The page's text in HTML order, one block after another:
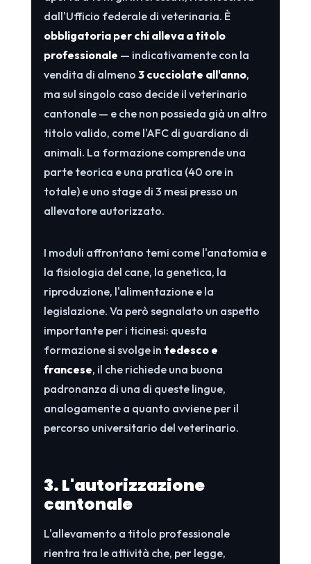
dall'Ufficio federale di veterinaria. È
obbligatoria per chi alleva a titolo
professionale — indicativamente con la
vendita di almeno 3 cucciolate all'anno,
ma sul singolo caso decide il veterinario
cantonale — e che non possieda già un altro
titolo valido, come l'AFC di guardiano di
animali. La formazione comprende una
parte teorica e una pratica (40 ore in
totale) e uno stage di 3 mesi presso un
allevatore autorizzato.
I moduli affrontano temi come l'anatomia e
la fisiologia del cane, la genetica, la
riproduzione, l'alimentazione e la
legislazione. Va però segnalato un aspetto
importante per i ticinesi: questa
formazione si svolge in tedesco e
francese, il che richiede una buona
padronanza di una di queste lingue,
analogamente a quanto avviene per il
percorso universitario del veterinario.
3. L'autorizzazione
cantonale
L'allevamento a titolo professionale
rientra tra le attività che, per legge,